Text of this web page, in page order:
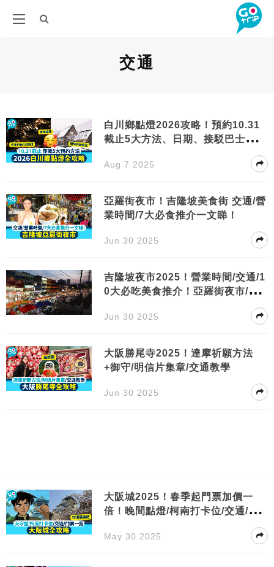
交通
白川鄉點燈2026攻略！預約10.31
截止5大方法、日期、接駁巴士、交
Aug 7 2025
亞羅街夜市！吉隆坡美食街 交通/營
業時間/7大必食推介一文睇！
Jun 30 2025
吉隆坡夜市2025！營業時間/交通/1
0大必吃美食推介！亞羅街夜市/康
Jun 30 2025
大阪勝尾寺2025！達摩祈願方法
+御守/明信片集章/交通教學
Jun 30 2025
大阪城2025！春季起門票加價一
倍！晚間點燈/柯南打卡位/交通/優
May 30 2025